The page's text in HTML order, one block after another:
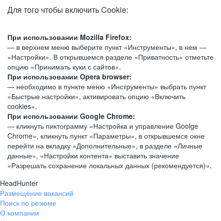
Для того чтобы включить Cookie:
При использовании Mozilla Firefox:
— в верхнем меню выберите пункт «Инструменты», в нем —
«Настройки». В открывшемся разделе «Приватность» отметьте
опцию «Принимать куки с сайтов».
При использовании Opera browser:
— необходимо в пункте меню «Инструменты» выбрать пункт
«Быстрые настройки», активировать опцию «Включить
cookies».
При использовании Google Chrome:
— кликнуть пиктограмму «Настройка и управление Goolge
Chrome», кликнуть пункт «Параметры», в открывшемся окне
перейти на вкладку «Дополнительные», в разделе «Личные
данные», «Настройки контента» выставить значение
«Разрешать сохранение локальных данных (рекомендуется)».
HeadHunter
Размещение вакансий
Поиск по резюме
О компании